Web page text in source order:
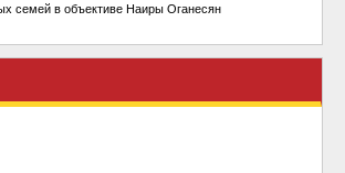
семей в объективе Наиры Оганесян